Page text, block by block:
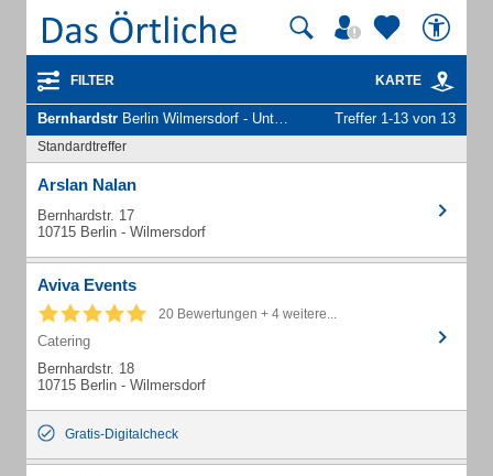
FILTER KARTE
Bernhardstr Berlin Wilmersdorf - Unternehmen und Personen Treffer 1-13 von 13
Standardtreffer
Arslan Nalan
Bernhardstr. 17
10715 Berlin - Wilmersdorf
Aviva Events
20 Bewertungen + 4 weitere...
Catering
Bernhardstr. 18
10715 Berlin - Wilmersdorf
Gratis-Digitalcheck